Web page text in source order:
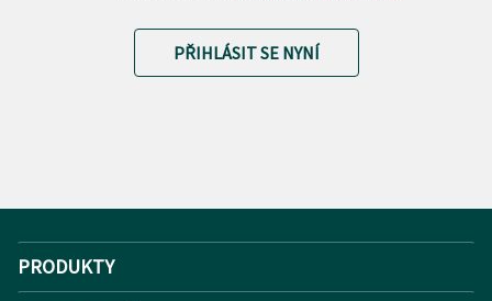
PŘIHLÁSIT SE NYNÍ
PRODUKTY